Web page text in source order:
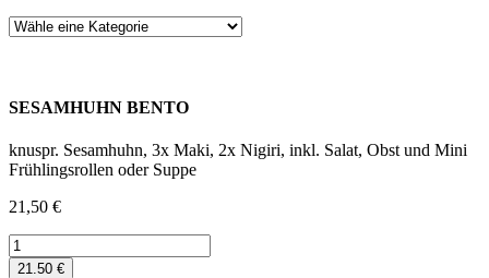
SESAMHUHN BENTO
knuspr. Sesamhuhn, 3x Maki, 2x Nigiri, inkl. Salat, Obst und Mini
Frühlingsrollen oder Suppe
21,50 €
SESAMHUHN
BENTO
21.50 €